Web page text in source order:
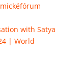
with Satya
| World